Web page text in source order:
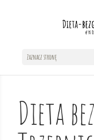
Zaznacz stronę
Dieta